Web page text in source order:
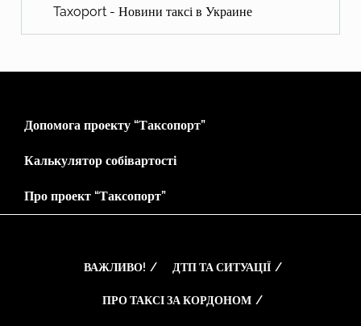
Taxoport - Новини таксі в Украине
Допомога проекту “Таксопорт”
Калькулятор собівартості
Про проект “Таксопорт”
ВАЖЛИВО! ДТП ТА СИТУАЦІЇ
ПРО ТАКСІ ЗА КОРДОНОМ